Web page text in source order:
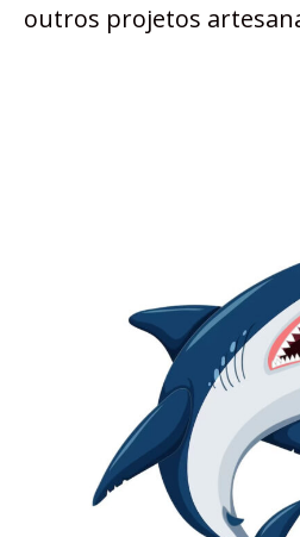
outros projetos